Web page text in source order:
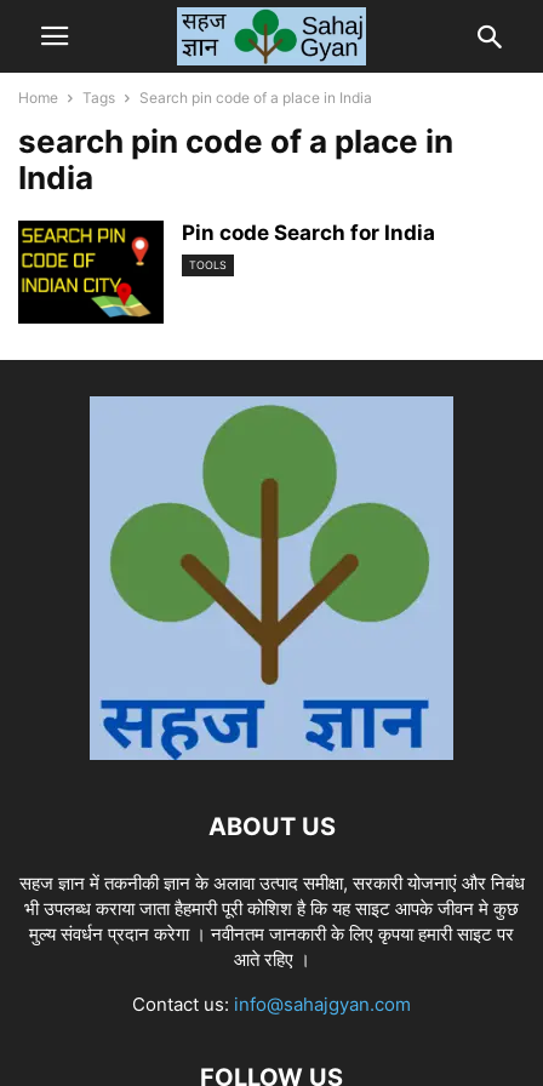
Home Tags Search pin code of a place in India
search pin code of a place in
India
Pin code Search for India
TOOLS
ABOUT US
सहज ज्ञान में तकनीकी ज्ञान के अलावा उत्पाद समीक्षा, सरकारी योजनाएं और निबंध
भी उपलब्ध कराया जाता हैहमारी पूरी कोशिश है कि यह साइट आपके जीवन मे कुछ
मुल्य संवर्धन प्रदान करेगा । नवीनतम जानकारी के लिए कृपया हमारी साइट पर
आते रहिए ।
Contact us: info@sahajgyan.com
FOLLOW US